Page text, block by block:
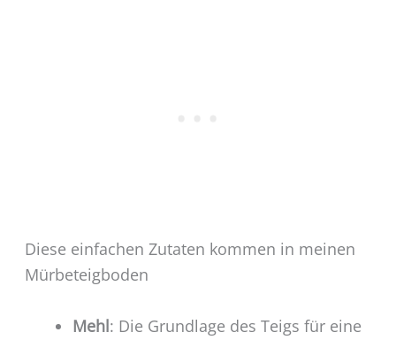
Diese einfachen Zutaten kommen in meinen
Mürbeteigboden
Mehl: Die Grundlage des Teigs für eine